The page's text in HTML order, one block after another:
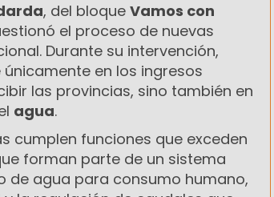
, del bloque Vamos con
el proceso de nuevas
Durante su intervención,
en los ingresos
las provincias, sino también en
agua.
cumplen funciones que exceden
forman parte de un sistema
de agua para consumo humano,